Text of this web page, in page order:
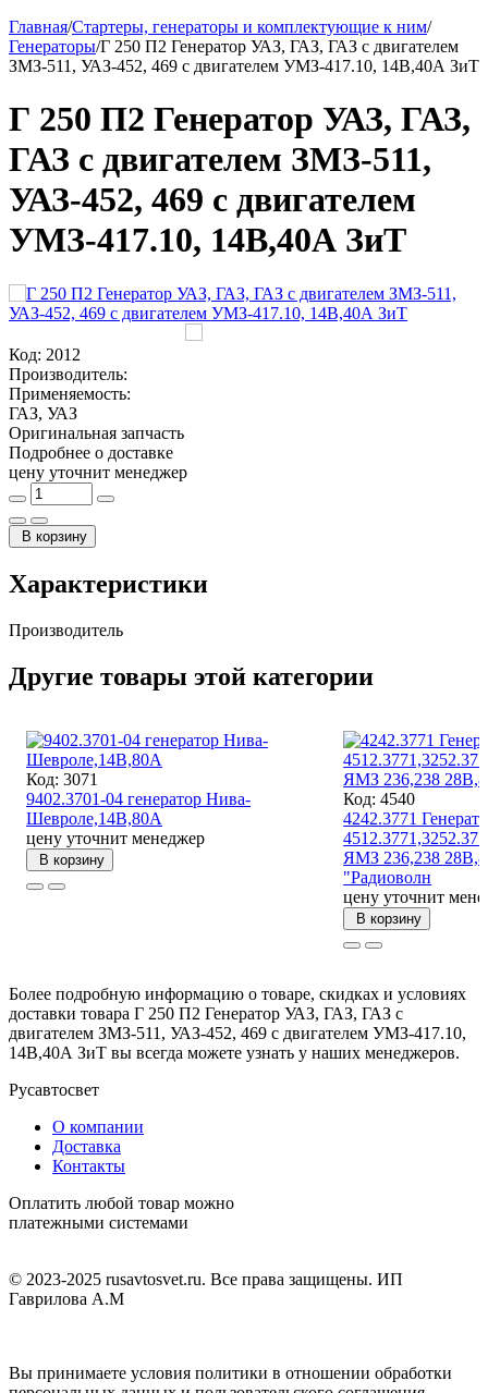
Главная/Стартеры, генераторы и комплектующие к ним/
Генераторы/Г 250 П2 Генератор УАЗ, ГАЗ, ГАЗ с двигателем
ЗМЗ-511, УАЗ-452, 469 с двигателем УМЗ-417.10, 14В,40А ЗиТ
Г 250 П2 Генератор УАЗ, ГАЗ,
ГАЗ с двигателем ЗМЗ-511,
УАЗ-452, 469 с двигателем
УМЗ-417.10, 14В,40А ЗиТ
Код: 2012
Производитель:
Применяемость:
ГАЗ, УАЗ
Оригинальная запчасть
Подробнее о доставке
цену уточнит менеджер
В корзину
Характеристики
Производитель
Другие товары этой категории
Код: 3071
9402.3701-04 генератор Нива-
Шевроле,14В,80А
цену уточнит менеджер
В корзину
Код: 4540
4242.3771
ЯМЗ 236,238
"Радиоволн
цену уточнит
В корзину
Более подробную информацию о товаре, скидках и условиях
доставки товара Г 250 П2 Генератор УАЗ, ГАЗ, ГАЗ с
двигателем ЗМЗ-511, УАЗ-452, 469 с двигателем УМЗ-417.10,
14В,40А ЗиТ вы всегда можете узнать у наших менеджеров.
Русавтосвет
О компании
Доставка
Контакты
Оплатить любой товар можно
платежными системами
© 2023-2025 rusavtosvet.ru. Все права защищены. ИП
Гаврилова А.М
Вы принимаете условия политики в отношении обработки